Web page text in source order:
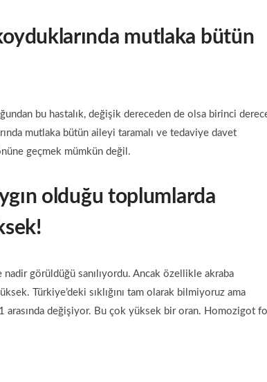
mutlaka bütün
bu hastalık, değişik dereceden de olsa birinci
mutlaka bütün aileyi taramalı ve tedaviye davet
geçmek mümkün değil.
olduğu toplumlarda
nadir görüldüğü sanılıyordu. Ancak özellikle akraba
Türkiye’deki sıklığını tam olarak bilmiyoruz ama
arasında değişiyor. Bu çok yüksek bir oran. Homozigot